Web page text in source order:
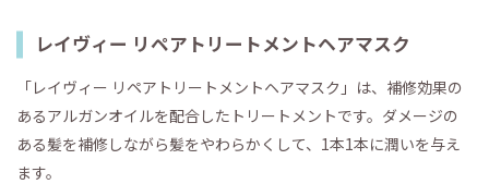
レイヴィー リペアトリートメントヘアマスク
「レイヴィー リペアトリートメントヘアマスク」は、補修効果の
あるアルガンオイルを配合したトリートメントです。ダメージの
ある髪を補修しながら髪をやわらかくして、1本1本に潤いを与え
ます。